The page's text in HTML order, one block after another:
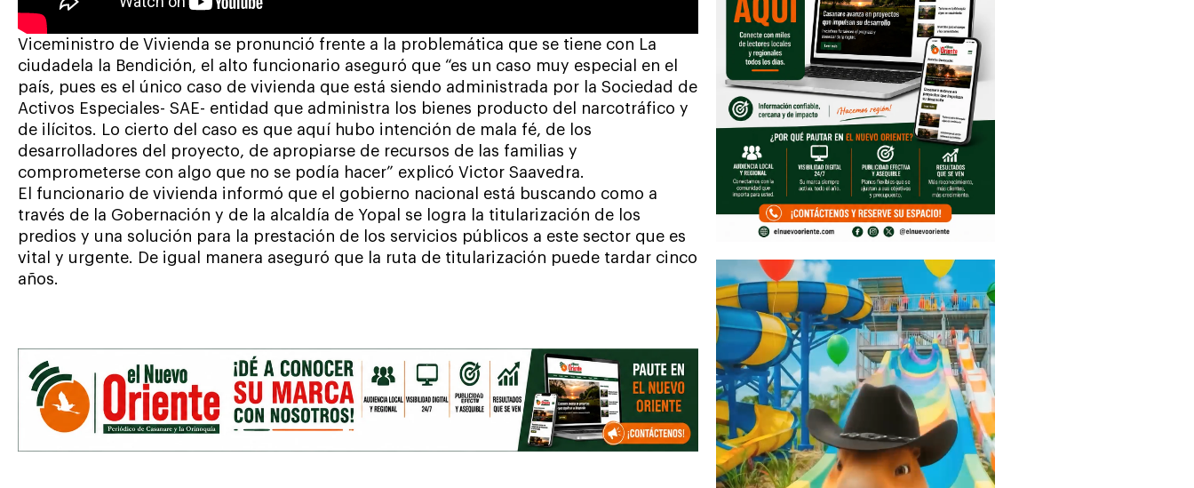
Viceministro de Vivienda se pronunció frente a la problemática que se tiene con La
ciudadela la Bendición, el alto funcionario aseguró que “es un caso muy especial en el
país, pues es el único caso de vivienda que está siendo administrada por la Sociedad de
Activos Especiales- SAE- entidad que administra los bienes producto del narcotráfico y
de ilícitos. Lo cierto del caso es que aquí hubo intención de mala fé, de los
desarrolladores del proyecto, de apropiarse de recursos de las familias y
comprometerse con algo que no se podía hacer” explicó Victor Saavedra.
El funcionario de vivienda informó que el gobierno nacional está buscando como a
través de la Gobernación y de la alcaldía de Yopal se logra la titularización de los
predios y una solución para la prestación de los servicios públicos a este sector que es
vital y urgente. De igual manera aseguró que la ruta de titularización puede tardar cinco
años.